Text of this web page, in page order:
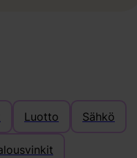
Luotto Sähkö